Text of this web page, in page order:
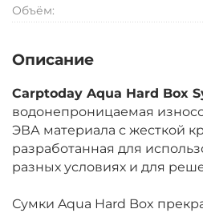
Объём:
Описание
Carptoday Aqua Hard Box
водонепроницаемая
ЭВА материала с жесткой
разработанная для
разных условиях и для
Сумки Aqua Hard Box